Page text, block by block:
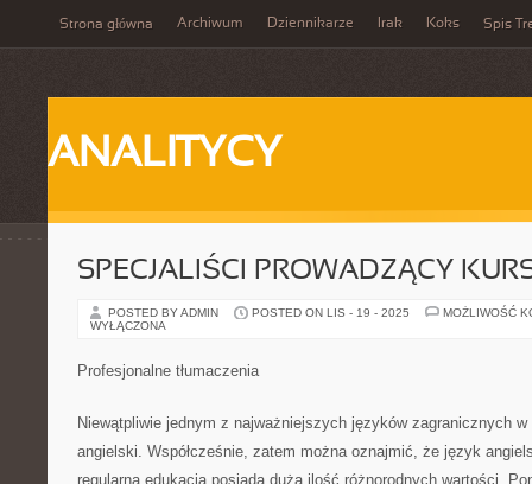
Strona główna Archiwum Dziennikarze Irak Koks Spis
ANALITYCY
SPECJALIŚCI PROWADZĄCY
POSTED BY ADMIN POSTED ON LIS - 19 - 2025
MOŻLIWOŚĆ
WYŁĄCZONA
Profesjonalne tłumaczenia
Niewątpliwie jednym z najważniejszych języków zagranicznych
angielski. Współcześnie, zatem można oznajmić, że język
regularna edukacja posiada dużą ilość różnorodnych wartości.